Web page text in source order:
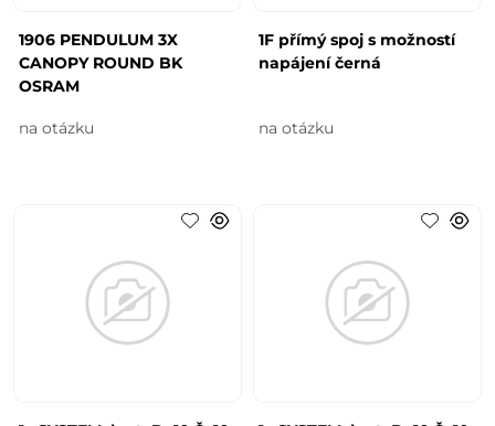
1906 PENDULUM 3X
CANOPY ROUND BK
OSRAM
na otázku
1F přímý spoj s možností
napájení černá
na otázku